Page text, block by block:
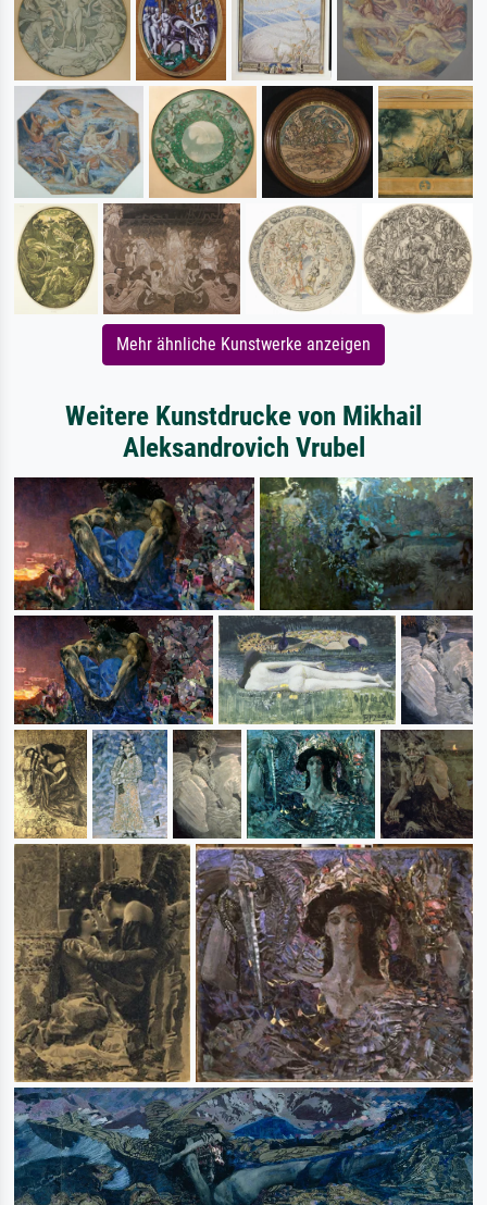
Mehr ähnliche Kunstwerke anzeigen
Weitere Kunstdrucke von Mikhail
Aleksandrovich Vrubel